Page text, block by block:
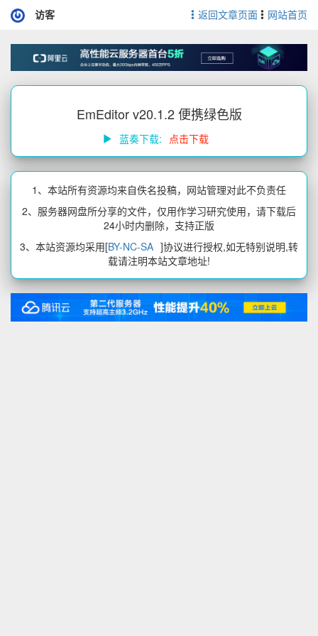
访客 返回文章页面 网站首页
EmEditor v20.1.2 便携绿色版
蓝奏下载: 点击下载
1、本站所有资源均来自佚名投稿，网站管理对此不负责任
2、服务器网盘所分享的文件，仅用作学习研究使用，请下载后
24小时内删除，支持正版
3、本站资源均采用[BY-NC-SA ]协议进行授权,如无特别说明,转
载请注明本站文章地址!